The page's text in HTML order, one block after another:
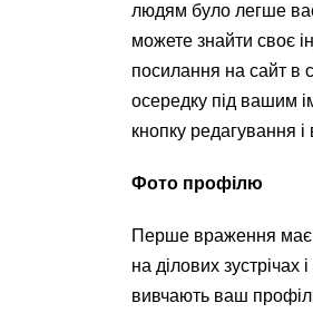
людям було легше
можете знайти своє
посилання на сайт в
осередку під вашим
кнопку редагування і
Фото профілю
Перше враження має
на ділових зустрічах
вивчають ваш